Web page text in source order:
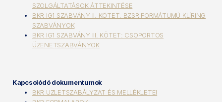
SZOLGÁLTATÁSOK ÁTTEKINTÉSE
BKR IG1 SZABVÁNY II. KÖTET: BZSR FORMÁTUMÚ KLÍRING
SZABVÁNYOK
BKR IG1 SZABVÁNY III. KÖTET: CSOPORTOS
ÜZENETSZABVÁNYOK
Kapcsolódó dokumentumok
BKR ÜZLETSZABÁLYZAT ÉS MELLÉKLETEI